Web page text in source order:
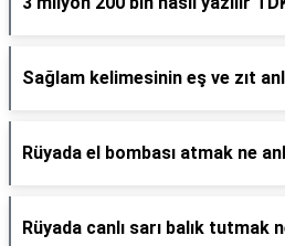
Sağlam kelimesinin eş ve zıt
Rüyada el bombası atmak ne
Rüyada canlı sarı balık tutmak